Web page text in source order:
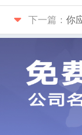
下一篇： 你